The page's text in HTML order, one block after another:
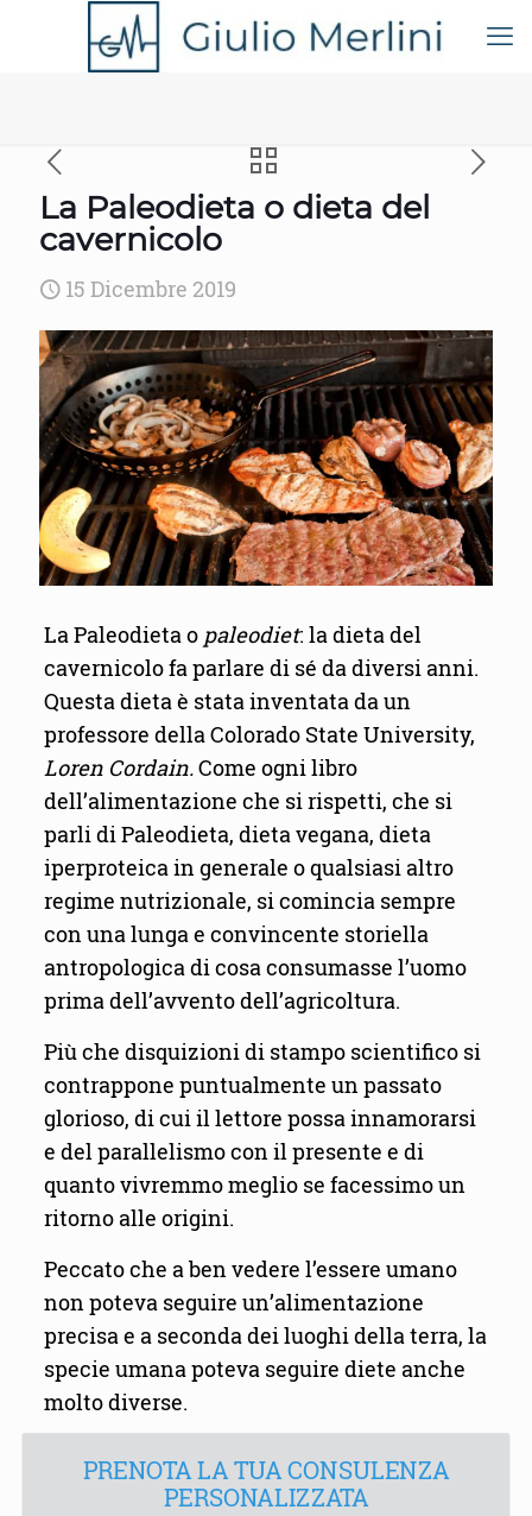
La Paleodieta o dieta del
cavernicolo
15 Dicembre 2019
La Paleodieta o paleodiet: la dieta del
cavernicolo fa parlare di sé da diversi anni.
Questa dieta è stata inventata da un
professore della Colorado State University,
Loren Cordain.Come ogni libro
dell’alimentazione che si rispetti, che si
parli di Paleodieta, dieta vegana, dieta
iperproteica in generale o qualsiasi altro
regime nutrizionale, si comincia sempre
con una lunga e convincente storiella
antropologica di cosa consumasse l’uomo
prima dell’avvento dell’agricoltura.
Più che disquizioni di stampo scientifico si
contrappone puntualmente un passato
glorioso, di cui il lettore possa innamorarsi
e del parallelismo con il presente e di
quanto vivremmo meglio se facessimo un
ritorno alle origini.
Peccato che a ben vedere l’essere umano
non poteva seguire un’alimentazione
precisa e a seconda dei luoghi della terra, la
specie umana poteva seguire diete anche
molto diverse.
PRENOTA LA TUA CONSULENZA
PERSONALIZZATA